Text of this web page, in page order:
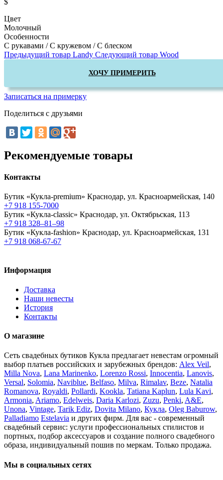
Цвет
Молочный
Особенности
С рукавами / С кружевом / С блеском
Предыдущий товар Landy Следующий товар Wood
ХОЧУ ПРИМЕРИТЬ
Записаться на примерку
Поделиться с друзьями
Рекомендуемые товары
Контакты
Бутик «Кукла-premium» Краснодар, ул. Красноармейская, 140
+7 918 155-7000
Бутик «Кукла-classic» Краснодар, ул. Октябрьская, 113
+7 918 328–81–98
Бутик «Кукла-fashion» Краснодар, ул. Красноармейская, 131
+7 918 068-67-67
Информация
Доставка
Наши невесты
История
Контакты
О магазине
Сеть свадебных бутиков Кукла предлагает невестам огромный
выбор платьев российских и зарубежных брендов: Alex Veil,
Milla Nova, Lana Marinenko, Lorenzo Rossi, Innocentia, Lanovis,
Versal, Solomia, Naviblue, Belfaso, Milva, Rimalav, Beze, Natalia
Romanova, Royaldi, Pollardi, Kookla, Tatiana Kaplun, Lula Kavi,
Armonia, Ariamo, Edelweis, Daria Karlozi, Zuzu, Penki, A&Е,
Unona, Vintage, Tarik Ediz, Dovita Milano, Кукла, Oleg Baburow,
Palladiamo Estelavia и других фирм. Для вас - современный
свадебный сервис: услуги профессиональных стилистов и
портных, подбор аксессуаров и создание полного свадебного
образа, индивидуальный пошив по меркам. Только продажа.
Мы в социальных сетях